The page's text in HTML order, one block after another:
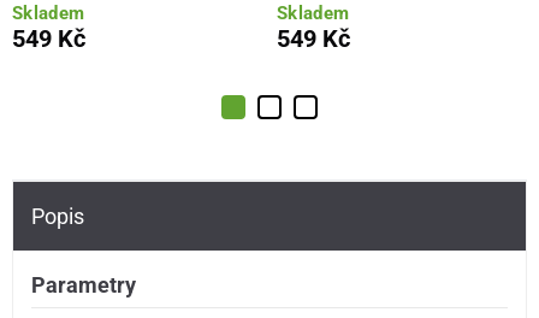
Skladem
549 Kč
Skladem
549 Kč
Popis
Parametry